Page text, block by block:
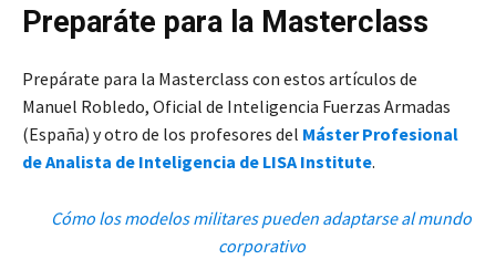
Preparáte para la Masterclass
Prepárate para la Masterclass con estos artículos de
Manuel Robledo, Oficial de Inteligencia Fuerzas Armadas
(España) y otro de los profesores del Máster Profesional
de Analista de Inteligencia de LISA Institute.
Cómo los modelos militares pueden adaptarse al mundo
corporativo